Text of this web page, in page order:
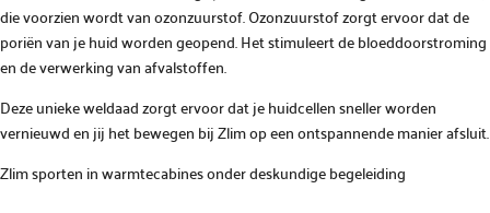
die voorzien wordt van ozonzuurstof. Ozonzuurstof zorgt ervoor dat de
poriën van je huid worden geopend. Het stimuleert de bloeddoorstroming
en de verwerking van afvalstoffen.
Deze unieke weldaad zorgt ervoor dat je huidcellen sneller worden
vernieuwd en jij het bewegen bij Zlim op een ontspannende manier afsluit.
Zlim sporten in warmtecabines onder deskundige begeleiding